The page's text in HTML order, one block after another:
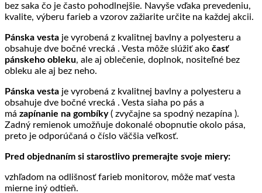
bez saka čo je často pohodlnejšie. Navyše vďaka prevedeniu,
kvalite, výberu farieb a vzorov zažiarite určite na každej akcii.
Pánska vesta je vyrobená z kvalitnej bavlny a polyesteru a
obsahuje dve bočné vrecká . Vesta môže slúžiť ako časť
pánskeho obleku, ale aj oblečenie, doplnok, nositeľné bez
obleku ale aj bez neho.
Pánska vesta je vyrobená z kvalitnej bavlny a polyesteru a
obsahuje dve bočné vrecká . Vesta siaha po pás a
má zapínanie na gombíky( zvyčajne sa spodný nezapína ).
Zadný remienok umožňuje dokonalé obopnutie okolo pása,
preto je odporúčaná o číslo väčšia veľkosť.
Pred objednaním si starostlivo premerajte svoje miery:
vzhľadom na odlišnosť farieb monitorov, môže mať vesta
mierne iný odtieň.